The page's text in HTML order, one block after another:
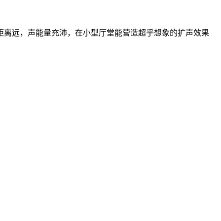
远，声能量充沛，在小型厅堂能营造超乎想象的扩声效果